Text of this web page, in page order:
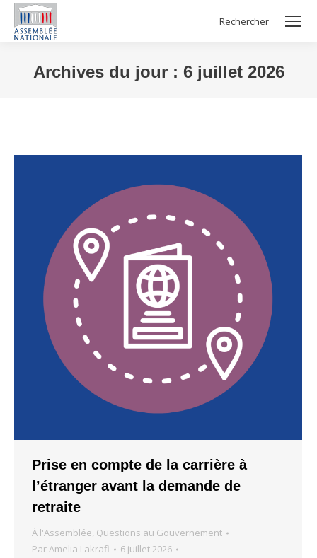
Search:
Rechercher
Archives du jour : 6 juillet 2026
Prise en compte de la carrière à
l’étranger avant la demande de
retraite
À l'Assemblée, Questions au Gouvernement
ParAmelia Lakrafi
6 juillet 2026